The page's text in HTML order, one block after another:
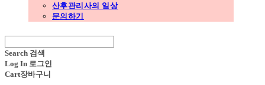
산후관리사의 일상
문의하기
Search 검색
Log In 로그인
Cart장바구니